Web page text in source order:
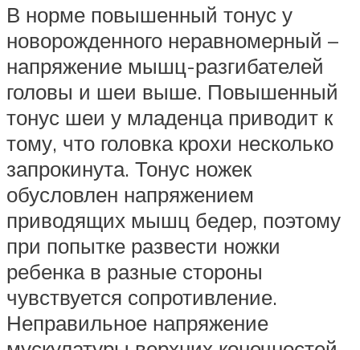
В норме повышенный тонус у
новорожденного неравномерный –
напряжение мышц-разгибателей
головы и шеи выше. Повышенный
тонус шеи у младенца приводит к
тому, что головка крохи несколько
запрокинута. Тонус ножек
обусловлен напряжением
приводящих мышц бедер, поэтому
при попытке развести ножки
ребенка в разные стороны
чувствуется сопротивление.
Неправильное напряжение